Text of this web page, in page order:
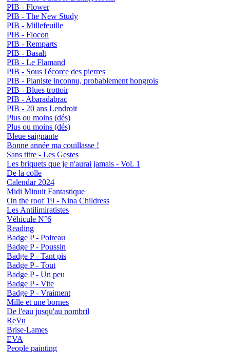
PIB - Flower
PIB - The New Study
PIB - Millefeuille
PIB - Flocon
PIB - Remparts
PIB - Basalt
PIB - Le Flamand
PIB - Sous l'écorce des pierres
PIB - Pianiste inconnu, probablement hongrois
PIB - Blues trottoir
PIB - Abaradabrac
PIB - 20 ans Lendroit
Plus ou moins (dés)
Plus ou moins (dés)
Bleue saignante
Bonne année ma couillasse !
Sans titre - Les Gestes
Les briquets que je n'aurai jamais - Vol. 1
De la colle
Calendar 2024
Midi Minuit Fantastique
On the roof 19 - Nina Childress
Les Antilimiratistes
Véhicule N°6
Reading
Badge P - Poireau
Badge P - Poussin
Badge P - Tant pis
Badge P - Tout
Badge P - Un peu
Badge P - Vite
Badge P - Vraiment
Mille et une bornes
De l'eau jusqu'au nombril
ReVu
Brise-Lames
EVA
People painting